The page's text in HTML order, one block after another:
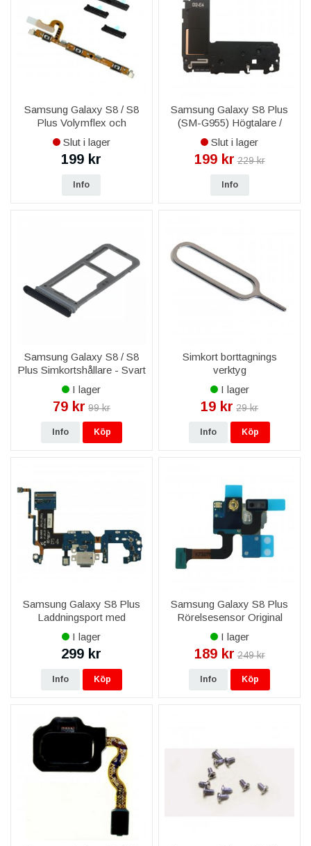
Samsung Galaxy S8 / S8
Plus Volymflex och
Knappar Original - Svart
Slut i lager
199 kr
Info
Samsung Galaxy S8 Plus
(SM-G955) Högtalare /
Loud Speaker Original
Slut i lager
199 kr 229 kr
Info
Samsung Galaxy S8 / S8
Plus Simkortshållare - Svart
I lager
79 kr 99 kr
Info Köp
Simkort borttagnings
verktyg
I lager
19 kr 29 kr
Info Köp
Samsung Galaxy S8 Plus
Laddningsport med
Flexkabel Original
I lager
299 kr
Info Köp
Samsung Galaxy S8 Plus
Rörelsesensor Original
I lager
189 kr 249 kr
Info Köp